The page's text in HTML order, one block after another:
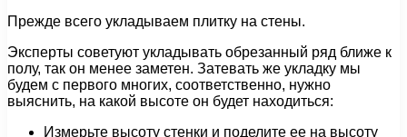
Прежде всего укладываем плитку на стены.
Эксперты советуют укладывать обрезанный ряд ближе к
полу, так он менее заметен. Затевать же укладку мы
будем с первого многих, соответственно, нужно
выяснить, на какой высоте он будет находиться:
Измерьте высоту стенки и поделите ее на высоту